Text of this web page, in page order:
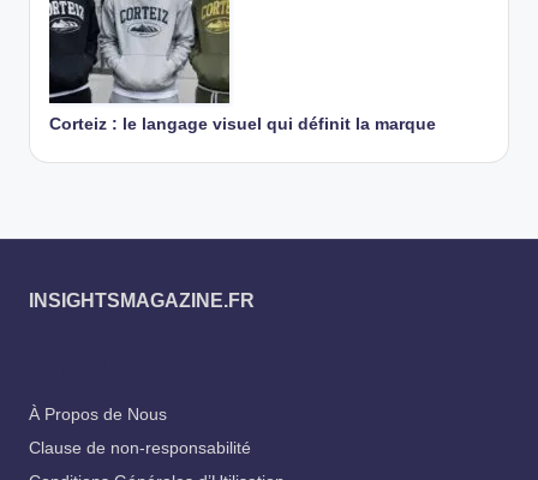
Corteiz : le langage visuel qui définit la marque
INSIGHTSMAGAZINE.FR
À Propos de Nous
Clause de non-responsabilité